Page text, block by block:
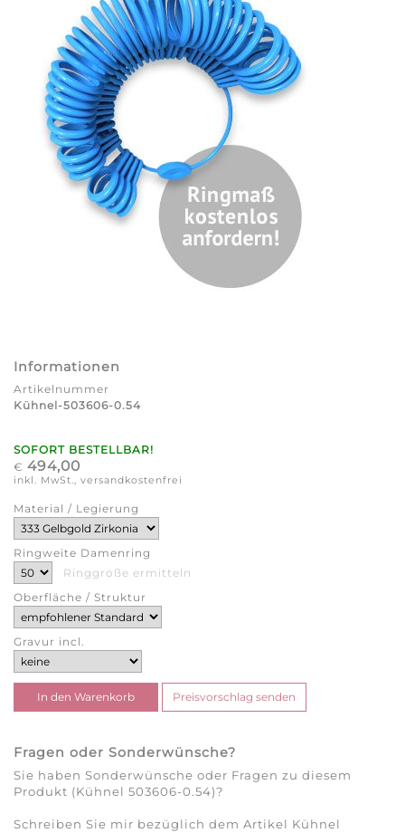
Informationen
Artikelnummer
Kühnel-503606-0.54
SOFORT BESTELLBAR!
€ 494,00
inkl. MwSt., versandkostenfrei
Material / Legierung
Ringweite Damenring
Ringgröße ermitteln
Oberfläche / Struktur
Gravur incl.
Fragen oder Sonderwünsche?
Sie haben Sonderwünsche oder Fragen zu diesem
Produkt (Kühnel 503606-0.54)?
Schreiben Sie mir bezüglich dem Artikel Kühnel